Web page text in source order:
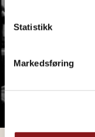
Statistikk
Markedsføring